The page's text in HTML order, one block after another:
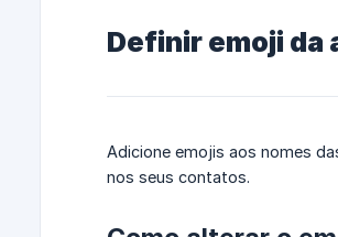
Definir emoji da
Adicione emojis aos nomes
nos seus contatos.